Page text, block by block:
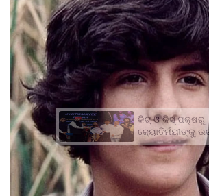
କିଟ୍‍ ଓ କିସ୍‍ ପକ୍ଷରୁ
ଜ୍ୟୋତିର୍ମୟୀଙ୍କୁ
ସମ୍ବର୍ଦ୍ଧନା;
ପ୍ରୋତ୍ସାହନ ରାଶି